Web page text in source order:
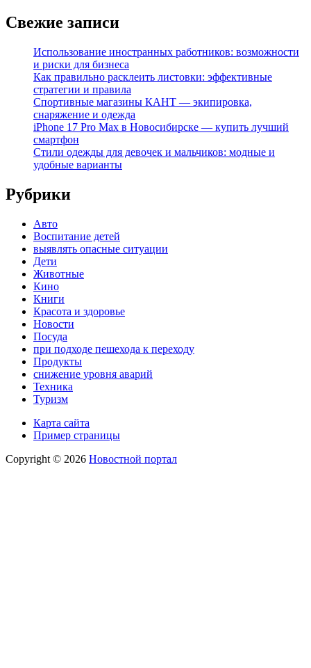
Свежие записи
Использование иностранных работников: возможности
и риски для бизнеса
Как правильно расклеить листовки: эффективные
стратегии и правила
Спортивные магазины КАНТ — экипировка,
снаряжение и одежда
iPhone 17 Pro Max в Новосибирске — купить лучший
смартфон
Стили одежды для девочек и мальчиков: модные и
удобные варианты
Рубрики
Авто
Воспитание детей
выявлять опасные ситуации
Дети
Животные
Кино
Книги
Красота и здоровье
Новости
Посуда
при подходе пешехода к переходу
Продукты
снижение уровня аварий
Техника
Туризм
Карта сайта
Пример страницы
Copyright © 2026 Новостной портал